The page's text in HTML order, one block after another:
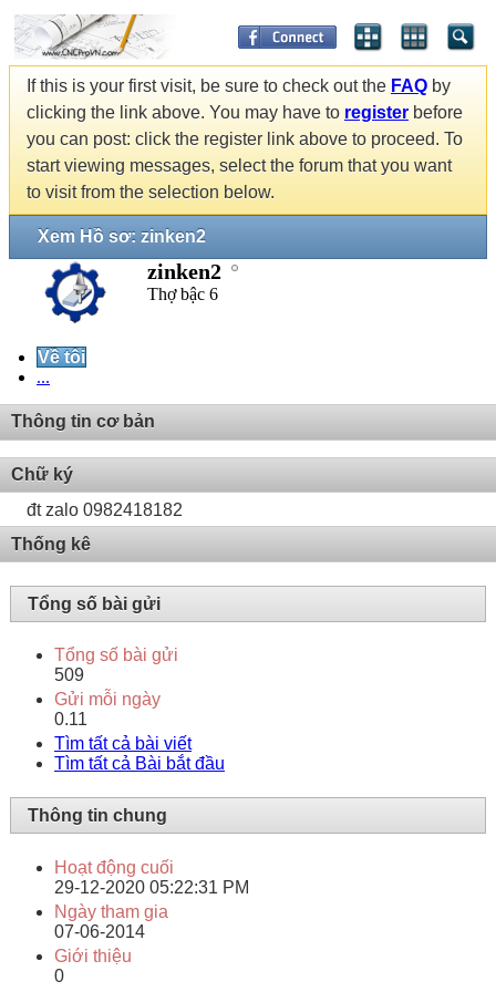
If this is your first visit, be sure to check out the FAQ by
clicking the link above. You may have to register before
you can post: click the register link above to proceed. To
start viewing messages, select the forum that you want
to visit from the selection below.
Xem Hồ sơ: zinken2
zinken2
Thợ bậc 6
Về tôi
...
Thông tin cơ bản
Chữ ký
đt zalo 0982418182
Thống kê
Tổng số bài gửi
Tổng số bài gửi
509
Gửi mỗi ngày
0.11
Tìm tất cả bài viết
Tìm tất cả Bài bắt đầu
Thông tin chung
Hoạt động cuối
29-12-2020 05:22:31 PM
Ngày tham gia
07-06-2014
Giới thiệu
0